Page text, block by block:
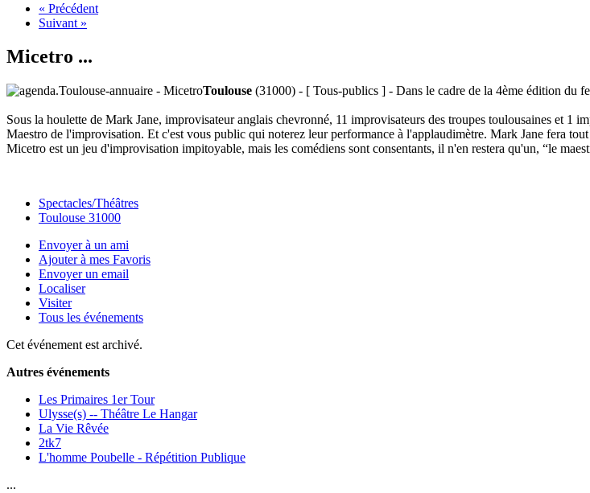
« Précédent
Suivant »
Micetro ...
Toulouse (31000) - [ Tous-publics ] - Dans le cadre de la 4ème édition du
Sous la houlette de Mark Jane, improvisateur anglais chevronné, 11 improvisateurs des troupes toulousaines et 1
Maestro de l'improvisation. Et c'est vous public qui noterez leur performance à l'applaudimètre. Mark Jane fera
Micetro est un jeu d'improvisation impitoyable, mais les comédiens sont consentants, il n'en restera qu'un, “le
Spectacles/Théâtres
Toulouse 31000
Envoyer à un ami
Ajouter à mes Favoris
Envoyer un email
Localiser
Visiter
Tous les événements
Cet événement est archivé.
Autres événements
Les Primaires 1er Tour
Ulysse(s) -- Théâtre Le Hangar
La Vie Rêvée
2tk7
L'homme Poubelle - Répétition Publique
...